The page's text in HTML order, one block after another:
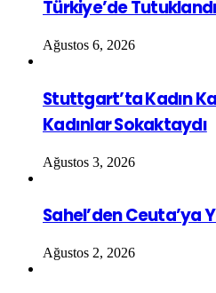
Türkiye’de
Ağustos 6, 2026
Stuttgart’ta Kadın
Kadınlar Sokaktaydı
Ağustos 3, 2026
Sahel’den Ceuta’ya
Ağustos 2, 2026